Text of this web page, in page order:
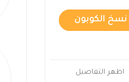
نسخ الكوبون
اظهر التفاصيل